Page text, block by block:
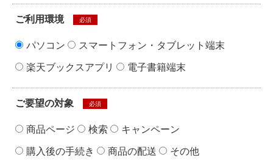
ご利用環境 必須
パソコン スマートフォン・タブレット端末
楽天ブックスアプリ 電子書籍端末
ご要望の対象 必須
商品ページ 検索 キャンペーン
購入後の手続き 商品の配送 その他